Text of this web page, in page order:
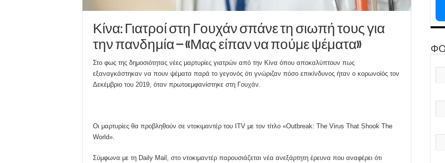
Κίνα: Γιατροί στη Γουχάν σπάνε τη σιωπή τους για
την πανδημία – «Μας είπαν να πούμε ψέματα»
Στο φως της δημοσιότητας νέες μαρτυρίες γιατρών από την Κίνα όπου αποκαλύπτουν πως
εξαναγκάστηκαν να πουν ψέματα παρά το γεγονός ότι γνώριζαν πόσο επικίνδυνος ήταν ο κορωνοϊός τον
Δεκέμβριο του 2019, όταν πρωτοεμφανίστηκε στη Γουχάν.
Οι μαρτυρίες θα προβληθούν σε ντοκιμαντέρ του ITV με τον τίτλο «Outbreak: The Virus That Shook The
World».
Σύμφωνα με τη Daily Mail, στο ντοκιμαντέρ παρουσιάζεται νέα ανεξάρτητη έρευνα που αναφέρει ότι